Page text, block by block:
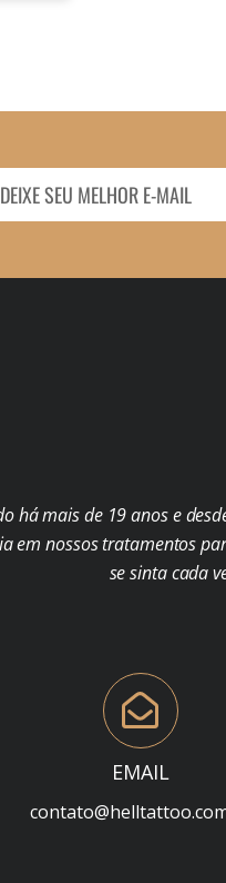
há mais de 19 anos e
em nossos tratamentos
se sinta cada
EMAIL